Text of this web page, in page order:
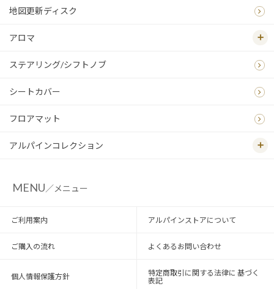
地図更新ディスク
アロマ
ステアリング/シフトノブ
シートカバー
フロアマット
アルパインコレクション
MENU／メニュー
ご利用案内 アルパインストアについて
ご購入の流れ よくあるお問い合わせ
個人情報保護方針
特定商取引に関する法律に 基づく
表記